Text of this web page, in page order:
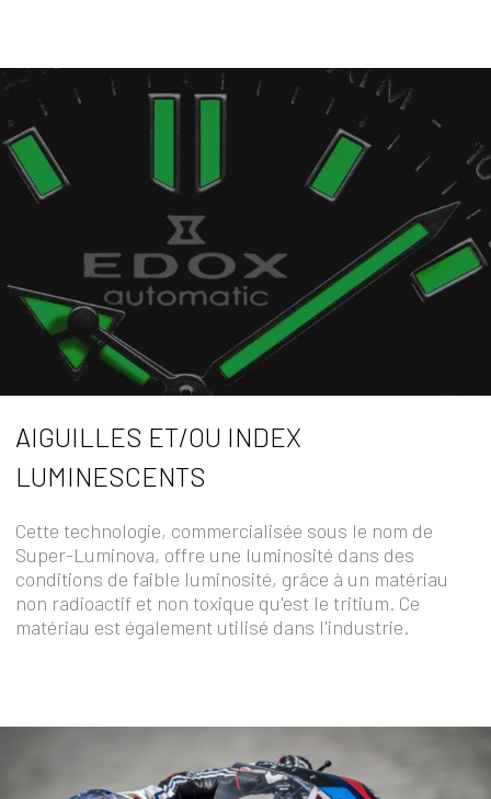
AIGUILLES ET/OU INDEX
LUMINESCENTS
Cette technologie, commercialisée sous le nom de
Super-Luminova, offre une luminosité dans des
conditions de faible luminosité, grâce à un matériau
non radioactif et non toxique qu'est le tritium. Ce
matériau est également utilisé dans l'industrie.